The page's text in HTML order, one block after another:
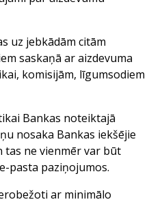
uz jebkādām citām
saskaņā ar aizdevuma
komisijām, līgumsodiem
Bankas noteiktajā
nosaka Bankas iekšējie
tas ne vienmēr var būt
pasta paziņojumos.
ar minimālo